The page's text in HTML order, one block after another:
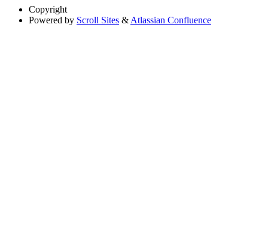
Copyright
Powered by Scroll Sites & Atlassian Confluence